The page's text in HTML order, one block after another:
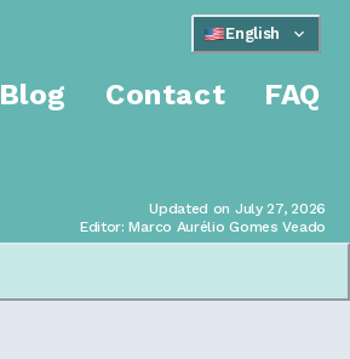
English
Updated on July 27, 2026
Editor: Marco Aurélio Gomes Veado
Blog Contact FAQ